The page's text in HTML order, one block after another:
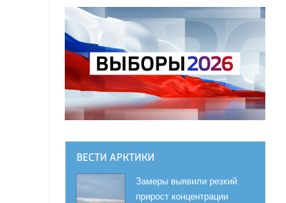
ВЕСТИ АРКТИКИ
Замеры выявили резкий
прирост концентрации